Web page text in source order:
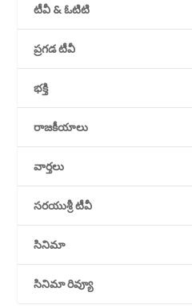
టీవీ & ఓటిటి
ప్రగడ టీవీ
భక్తి
రాజకీయాలు
వార్తలు
సరయుశ్రీ టీవీ
సినిమా
సినిమా రివ్యూ